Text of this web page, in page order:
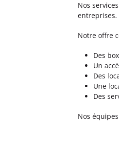
Nos
entreprises.
Notre offre
Des
Un
Des
Une
Des
Nos